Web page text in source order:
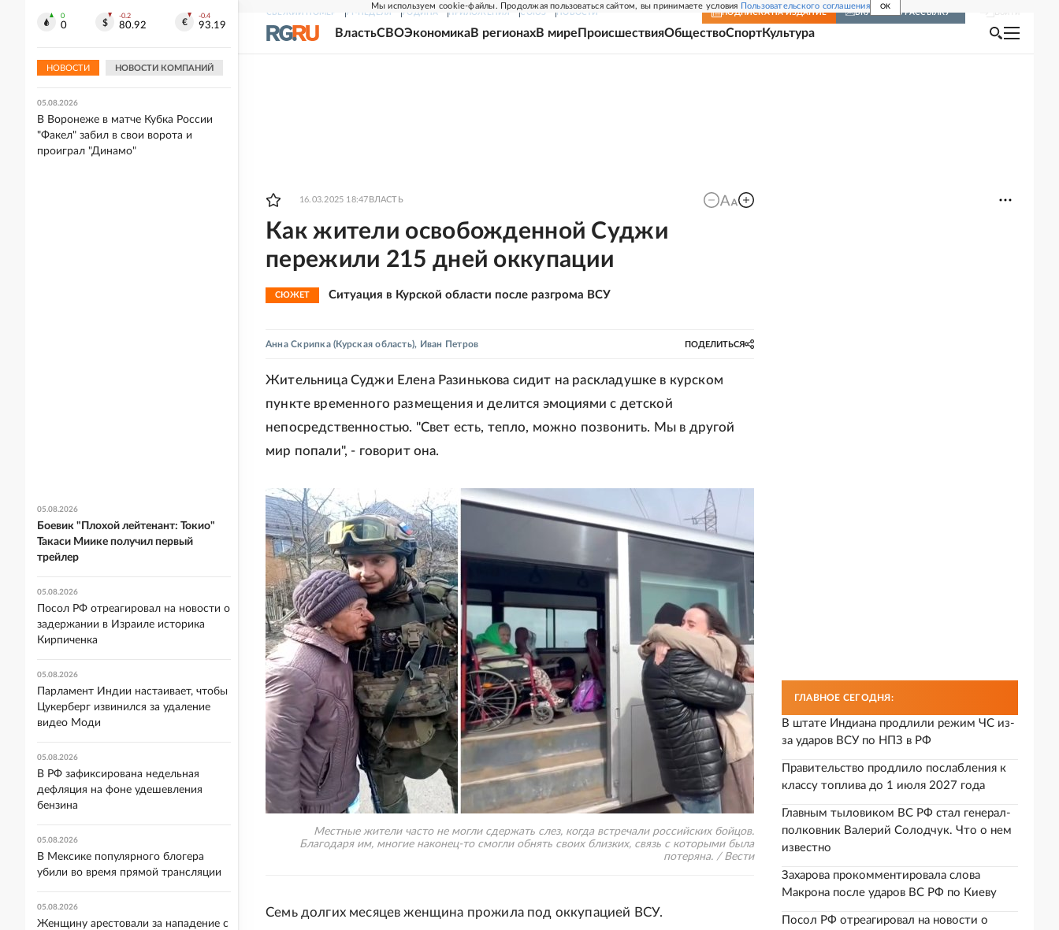
Мы используем cookie-файлы. Продолжая пользоваться сайтом, вы принимаете условия Пользовательского соглашения OK
СВЕЖИЙ НОМЕР РГ-НЕДЕЛЯ РОДИНА ПРИЛОЖЕНИЯ СОЮЗ НОВОСТИ ПОДПИСКА НА ИЗДАНИЕ ВКЛЮЧИТЬ РАССЫЛКУ
ВластьСВОЭкономикаВ регионахВ мире ПроисшествияОбществоСпортКультура
16.03.2025 18:47 ВЛАСТЬ
Как жители освобожденной Суджи
пережили 215 дней оккупации
СЮЖЕТ Ситуация в Курской области после разгрома ВСУ
Анна Скрипка(Курская область), Иван Петров ПОДЕЛИТЬСЯ
Жительница Суджи Елена Разинькова сидит на раскладушке в курском
пункте временного размещения и делится эмоциями с детской
непосредственностью. "Свет есть, тепло, можно позвонить. Мы в другой
мир попали", - говорит она.
Местные жители часто не могли сдержать слез, когда встречали российских бойцов.
Благодаря им, многие наконец-то смогли обнять своих близких, связь с которыми была
потеряна. / Вести
Семь долгих месяцев женщина прожила под оккупацией ВСУ.
ГЛАВНОЕ СЕГОДНЯ:
В штате Индиана продлили режим ЧС из-
за ударов ВСУ по НПЗ в РФ
Правительство продлило послабления к
классу топлива до 1 июля 2027 года
Главным тыловиком ВС РФ стал генерал-
полковник Валерий Солодчук. Что о нем
известно
Захарова прокомментировала слова
Макрона после ударов ВС РФ по Киеву
Посол РФ отреагировал на новости о
0
0
-0.2
80.92
-0.4
93.19
НОВОСТИ НОВОСТИ КОМПАНИЙ
05.08.2026
Воронеже
05.08.2026
В Воронеже в матче Кубка России
"Факел" забил в свои ворота и
проиграл "Динамо"
05.08.2026
Боевик "Плохой лейтенант: Токио"
Такаси Миике получил первый
трейлер
05.08.2026
Посол РФ отреагировал на новости о
задержании в Израиле историка
Кирпиченка
05.08.2026
Парламент Индии настаивает, чтобы
Цукерберг извинился за удаление
видео Моди
05.08.2026
В РФ зафиксирована недельная
дефляция на фоне удешевления
бензина
05.08.2026
В Мексике популярного блогера
убили во время прямой трансляции
05.08.2026
Женщину арестовали за нападение с